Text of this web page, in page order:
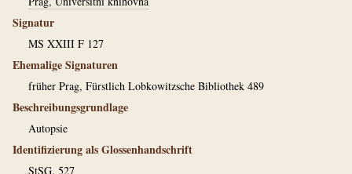
Signatur
MS XXIII F 127
Ehemalige Signaturen
früher Prag, Fürstlich Lobkowitzsche Bibliothek 489
Beschreibungsgrundlage
Autopsie
Identifizierung als Glossenhandschrift
StSG. 527